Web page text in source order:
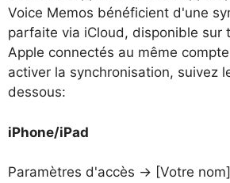
Voice Memos bénéficient d'une
parfaite via iCloud, disponible sur
Apple connectés au même
activer la synchronisation, suivez
dessous:
iPhone/iPad
Paramètres d'accès → [Votre